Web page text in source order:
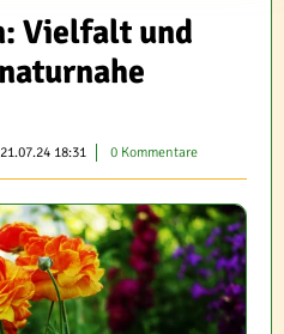
Vielfalt und
21.07.24 18:31 0 Kommentare